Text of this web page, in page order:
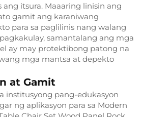
itsura. Maaaring linisin ang
gamit ang karaniwang
para sa paglilinis nang walang
samantalang ang mga
ay may protektibong patong na
mga mantsa at depekto
at Gamit
institusyong pang-edukasyon
ng aplikasyon para sa Modern